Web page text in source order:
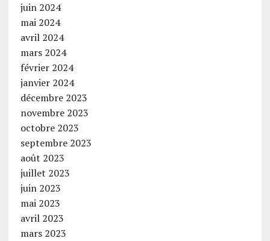
juin 2024
mai 2024
avril 2024
mars 2024
février 2024
janvier 2024
décembre 2023
novembre 2023
octobre 2023
septembre 2023
août 2023
juillet 2023
juin 2023
mai 2023
avril 2023
mars 2023